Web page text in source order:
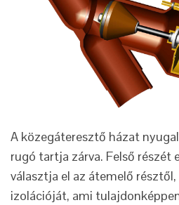
A közegáteresztő házat
rugó tartja zárva. Felső részét
választja el az átemelő
izolációját, ami